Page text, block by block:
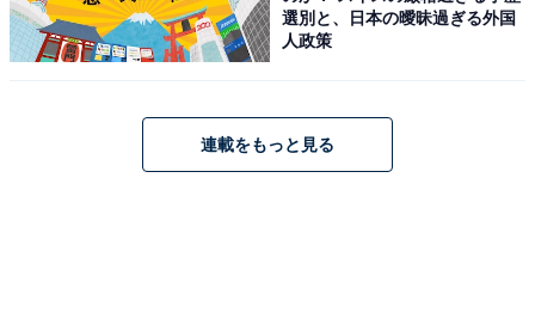
選別と、日本の曖昧過ぎる外国
人政策
連載をもっと見る